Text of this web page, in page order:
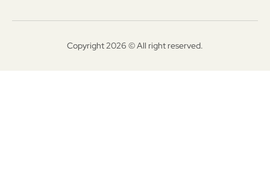
Copyright 2026 © All right reserved.